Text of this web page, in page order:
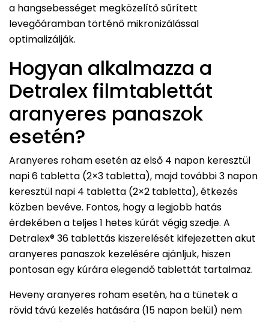
a hangsebességet megközelítő sűrített
levegőáramban történő mikronizálással
optimalizálják.
Hogyan alkalmazza a
Detralex filmtablettát
aranyeres panaszok
esetén?
Aranyeres roham esetén az első 4 napon keresztül
napi 6 tabletta (2×3 tabletta), majd további 3 napon
keresztül napi 4 tabletta (2×2 tabletta), étkezés
közben bevéve. Fontos, hogy a legjobb hatás
érdekében a teljes 1 hetes kúrát végig szedje. A
Detralex® 36 tablettás kiszerelését kifejezetten akut
aranyeres panaszok kezelésére ajánljuk, hiszen
pontosan egy kúrára elegendő tablettát tartalmaz.
Heveny aranyeres roham esetén, ha a tünetek a
rövid távú kezelés hatására (15 napon belül) nem